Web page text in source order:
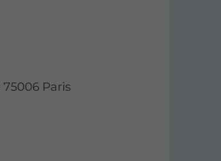
Paris